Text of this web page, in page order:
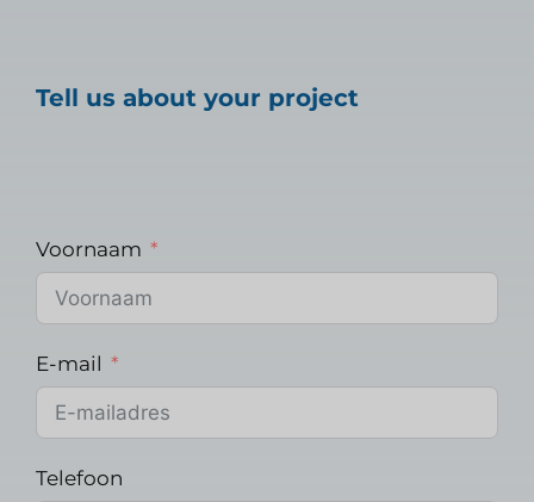
Tell us about your project
Voornaam
E-mail
Telefoon